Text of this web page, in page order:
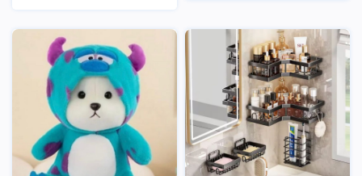
Vista